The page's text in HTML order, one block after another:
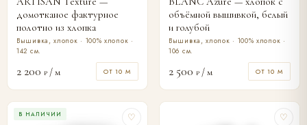
домотканое фактурное
полотно из хлопка
Вышивка, хлопок · 100% хлопок ·
142 см.
2 200 ₽ / м ОТ 10 М
объёмной вышивкой, белый
и голубой
Вышивка, хлопок · 100% хлопок ·
106 см.
2 500 ₽ / м ОТ 10 М
В НАЛИЧИИ ♡ ♡